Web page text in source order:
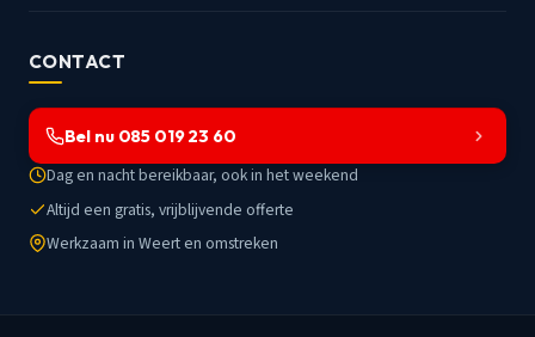
CONTACT
Bel nu 085 019 23 60
Dag en nacht bereikbaar, ook in het weekend
Altijd een gratis, vrijblijvende offerte
Werkzaam in Weert en omstreken